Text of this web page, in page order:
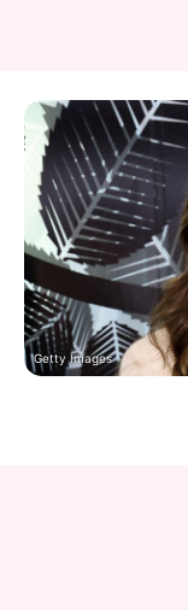
Getty Images